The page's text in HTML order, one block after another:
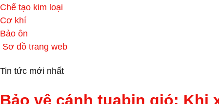
Chế tạo kim loại
Cơ khí
Bảo ôn
Sơ đồ trang web
Tin tức mới nhất
Bảo vệ cánh tuabin gió: Khi